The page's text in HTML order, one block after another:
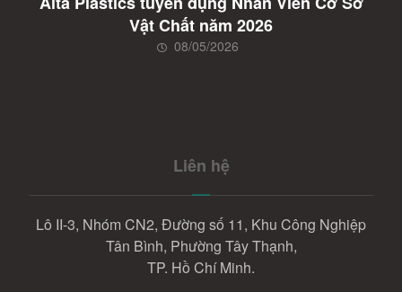
Vật Chất năm 2026
08/05/2026
Liên hệ
Lô II-3, Nhóm CN2, Đường số 11, Khu Công Nghiệp
Tân Bình, Phường Tây Thạnh,
TP. Hồ Chí Minh.